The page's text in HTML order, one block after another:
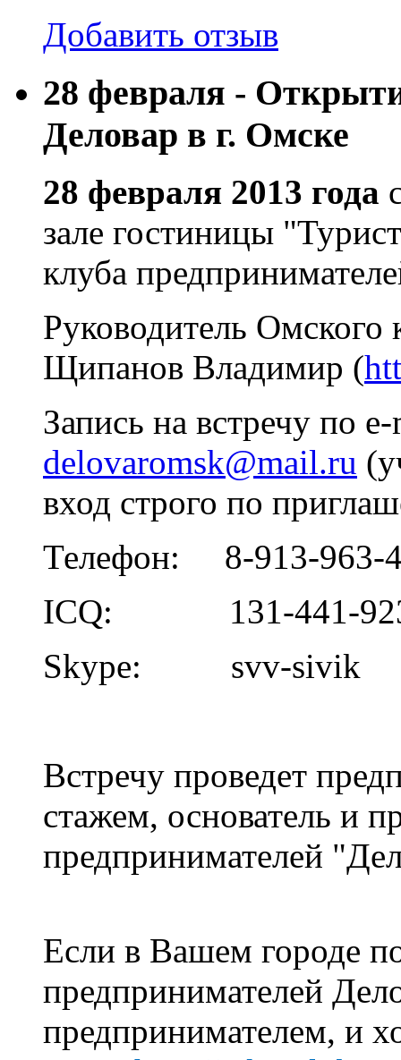
Добавить отзыв
28 февраля -
Деловар в г. Омске
28 февраля 2013 года
зале гостиницы
клуба
Руководитель Омского
Щипанов Владимир (
Запись на встречу по
delovaromsk@mail.ru
вход строго по
Телефон: 8-913-963-
ICQ: 131-441-
Skype: svv-sivik
Встречу проведет
стажем, основатель и
предпринимателей
Если в Вашем городе
предпринимателей
предпринимателем, и